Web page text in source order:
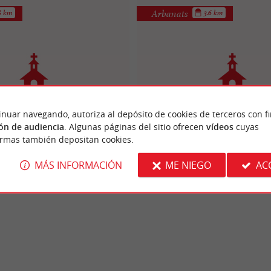
Hilaire de Paillet
km
Eglise Saint-Hippolyte
Arbanats 3.6 km
navegando, autoriza al depósito de cookies de terceros con
de audiencia . Algunas páginas del sitio ofrecen vídeoscuyas
también depositan cookies.
MÁS INFORMACIÓN ME NIEGO